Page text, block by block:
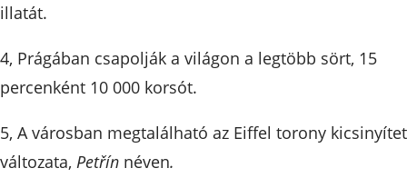
illatát.
4, Prágában csapolják a világon a legtöbb sört, 15
percenként 10 000 korsót.
5, A városban megtalálható az Eiffel torony
változata, Petřín néven.